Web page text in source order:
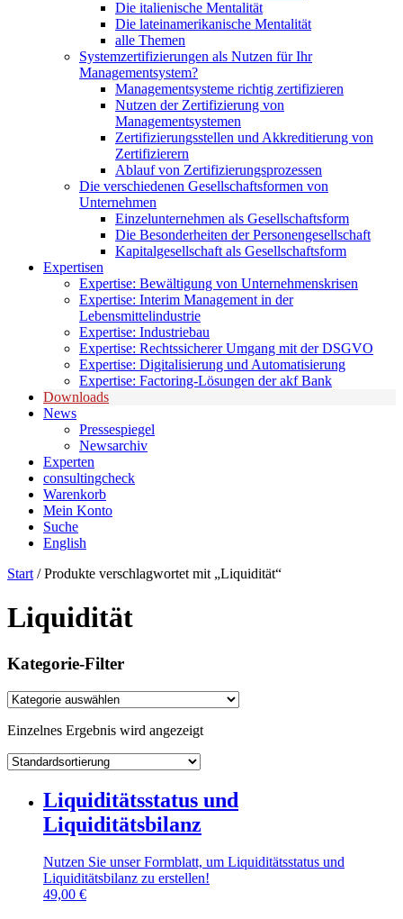
Die italienische Mentalität
Die lateinamerikanische Mentalität
alle Themen
Systemzertifizierungen als Nutzen für Ihr
Managementsystem?
Managementsysteme richtig zertifizieren
Nutzen der Zertifizierung von
Managementsystemen
Zertifizierungsstellen und Akkreditierung von
Zertifizierern
Ablauf von Zertifizierungsprozessen
Die verschiedenen Gesellschaftsformen von
Unternehmen
Einzelunternehmen als Gesellschaftsform
Die Besonderheiten der Personengesellschaft
Kapitalgesellschaft als Gesellschaftsform
Expertisen
Expertise: Bewältigung von Unternehmenskrisen
Expertise: Interim Management in der
Lebensmittelindustrie
Expertise: Industriebau
Expertise: Rechtssicherer Umgang mit der DSGVO
Expertise: Digitalisierung und Automatisierung
Expertise: Factoring-Lösungen der akf Bank
Downloads
News
Pressespiegel
Newsarchiv
Experten
consultingcheck
Warenkorb
Mein Konto
Suche
English
Start / Produkte verschlagwortet mit „Liquidität“
Liquidität
Kategorie-Filter
Einzelnes Ergebnis wird angezeigt
Liquiditätsstatus und
Liquiditätsbilanz
Nutzen Sie unser Formblatt, um Liquiditätsstatus und
Liquiditätsbilanz zu erstellen!
49,00 €